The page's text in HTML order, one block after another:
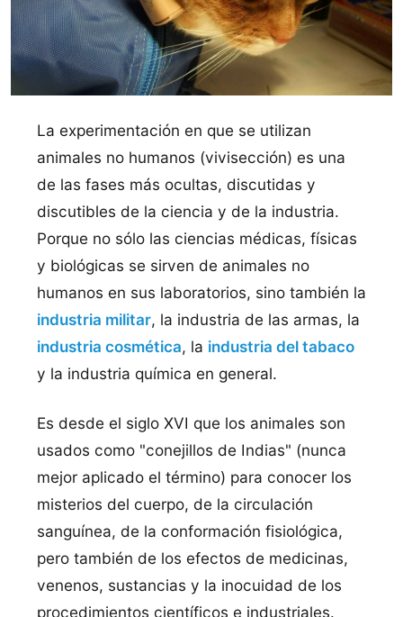
La experimentación en que se utilizan
animales no humanos (vivisección) es una
de las fases más ocultas, discutidas y
discutibles de la ciencia y de la industria.
Porque no sólo las ciencias médicas, fí­sicas
y biológicas se sirven de animales no
humanos en sus laboratorios, sino también la
industria militar, la industria de las armas, la
industria cosmética, la industria del tabaco
y la industria quí­mica en general.
Es desde el siglo XVI que los animales son
usados como "conejillos de Indias" (nunca
mejor aplicado el término) para conocer los
misterios del cuerpo, de la circulación
sanguí­nea, de la conformación fisiológica,
pero también de los efectos de medicinas,
venenos, sustancias y la inocuidad de los
procedimientos cientí­ficos e industriales.